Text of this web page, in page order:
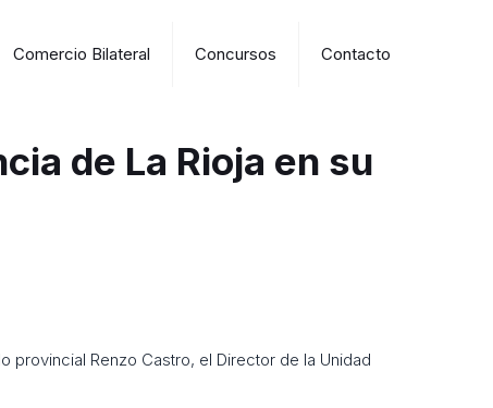
Comercio Bilateral Concursos Contacto
de La Rioja en su
provincial Renzo Castro, el Director de la Unidad